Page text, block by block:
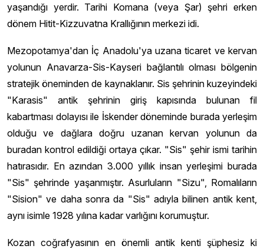
yaşandığı yerdir. Tarihi Komana (veya Şar) şehri erken
dönem Hitit-Kizzuvatna Krallığının merkezi idi.
Mezopotamya'dan İç Anadolu'ya uzana ticaret ve kervan
yolunun Anavarza-Sis-Kayseri bağlantılı olması bölgenin
stratejik öneminden de kaynaklanır. Sis şehrinin kuzeyindeki
"Karasis" antik şehrinin giriş kapısında bulunan fil
kabartması dolayısı ile İskender döneminde burada yerleşim
olduğu ve dağlara doğru uzanan kervan yolunun da
buradan kontrol edildiği ortaya çıkar. "Sis" şehir ismi tarihin
hatırasıdır. En azından 3.000 yıllık insan yerleşimi burada
"Sis" şehrinde yaşanmıştır. Asurluların "Sizu", Romalıların
"Sision" ve daha sonra da "Sis" adıyla bilinen antik kent,
aynı isimle 1928 yılına kadar varlığını korumuştur.
Kozan coğrafyasının en önemli antik kenti şüphesiz ki